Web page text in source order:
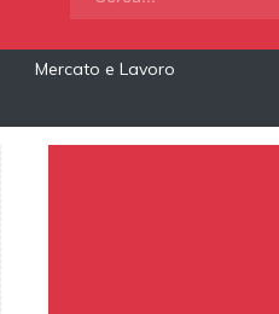
Mercato e Lavoro